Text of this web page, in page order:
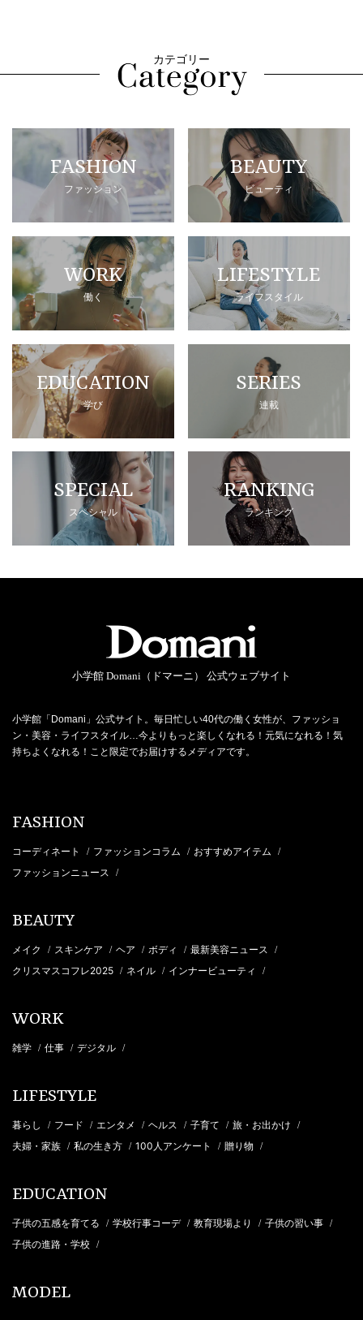
カテゴリー
FASHION
ファッション
BEAUTY
ビューティ
WORK
働く
LIFESTYLE
ライフスタイル
EDUCATION
学び
SERIES
連載
SPECIAL
スペシャル
RANKING
ランキング
小学館 Domani（ドマーニ） 公式ウェブサイト
小学館「Domani」公式サイト。毎日忙しい40代の働く女性が、ファッショ
ン・美容・ライフスタイル…今よりもっと楽しくなれる！元気になれる！気
持ちよくなれる！こと限定でお届けするメディアです。
FASHION
コーディネート / ファッションコラム / おすすめアイテム /
ファッションニュース /
BEAUTY
メイク / スキンケア / ヘア / ボディ / 最新美容ニュース /
クリスマスコフレ2025 / ネイル / インナービューティ /
WORK
雑学 / 仕事 / デジタル /
LIFESTYLE
暮らし / フード / エンタメ / ヘルス / 子育て / 旅・お出かけ /
夫婦・家族 / 私の生き方 / 100人アンケート / 贈り物 /
EDUCATION
子供の五感を育てる / 学校行事コーデ / 教育現場より / 子供の習い事 /
子供の進路・学校 /
MODEL